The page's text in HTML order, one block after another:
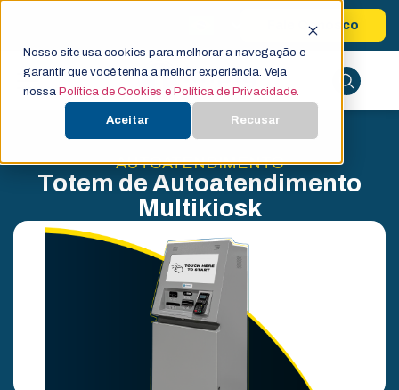
Nosso site usa cookies para melhorar a navegação e
garantir que você tenha a melhor experiência. Veja
nossa Política de Cookies e Política de Privacidade.
Aceitar Recusar
Fale Conosco
AUTOATENDIMENTO
Totem de Autoatendimento
Multikiosk